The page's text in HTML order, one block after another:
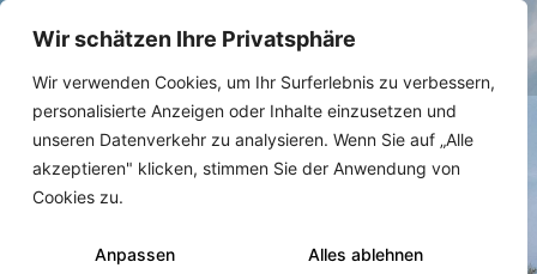
Wir schätzen Ihre Privatsphäre
Wir verwenden Cookies, um Ihr Surferlebnis zu verbessern,
personalisierte Anzeigen oder Inhalte einzusetzen und
unseren Datenverkehr zu analysieren. Wenn Sie auf „Alle
akzeptieren" klicken, stimmen Sie der Anwendung von
Cookies zu.
Anpassen Alles ablehnen